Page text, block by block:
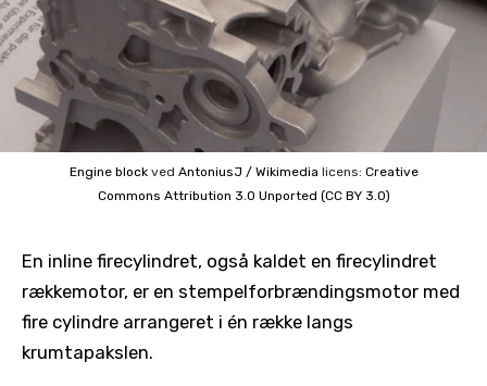
Engine block ved AntoniusJ / Wikimedia licens: Creative
Commons Attribution 3.0 Unported (CC BY 3.0)
En inline firecylindret, også kaldet en firecylindret
rækkemotor, er en stempelforbrændingsmotor med
fire cylindre arrangeret i én række langs
krumtapakslen.